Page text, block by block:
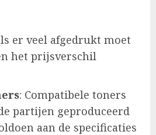
er veel afgedrukt moet
het prijsverschil
: Compatibele toners
partijen geproduceerd
aan de specificaties